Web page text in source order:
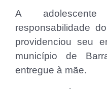
A
responsabilidade
providenciou seu
município de
entregue à mãe.